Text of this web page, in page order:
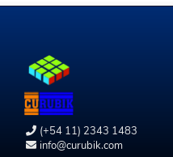
(+54 11) 2343 1483
info@curubik.com